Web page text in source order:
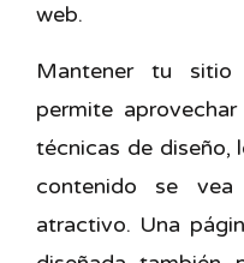
web.
Mantener tu sitio
permite
técnicas de diseño,
contenido se
atractivo. Una